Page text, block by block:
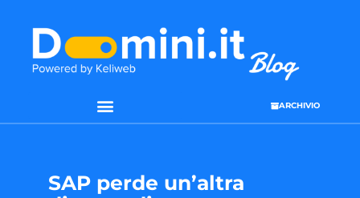
ARCHIVIO
SAP perde un’altra